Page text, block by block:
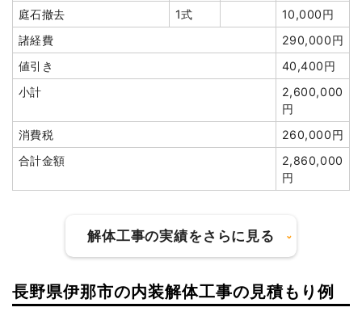
室内残置物撤去
10m³
10,000
100,000円
フェンス撤去
13,500円
外構撤去
133,200円
駐車場撤去
191m² 2,002円
382,400円
諸経費
378,191円
29,956円
265,000円
円
庭石撤去
1式
10,000円
諸経費
290,000円
値引き
40,400円
小計
2,600,000
円
消費税
260,000円
合計金額
2,860,000
円
解体工事の実績をさらに見る
建物の種類/構造 鉄骨造住宅2階建て
長野県伊那市の内装解体工事の見積もり例